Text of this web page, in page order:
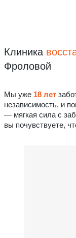
Клиника
Фроловой
Мы уже 18 лет
независимость, и
— мягкая сила с
вы почувствуете,